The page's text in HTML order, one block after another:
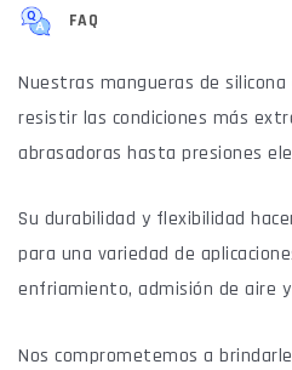
FAQ
Nuestras mangueras de
resistir las condiciones más
abrasadoras hasta presiones
Su durabilidad y flexibilidad
para una variedad de
enfriamiento, admisión de aire
Nos comprometemos a